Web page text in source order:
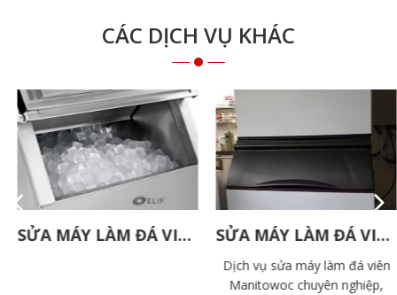
CÁC DỊCH VỤ KHÁC
SỬA MÁY LÀM ĐÁ VIÊN ELIP SỬA MÁY LÀM ĐÁ VIÊN MANITOWOC
Dịch vụ sửa máy làm đá viên
Manitowoc chuyên nghiệp,